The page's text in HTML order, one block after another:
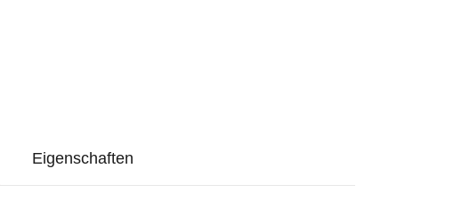
Eigenschaften